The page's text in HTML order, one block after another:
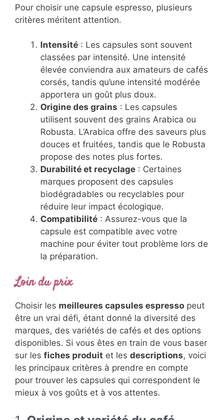
Pour choisir une capsule espresso, plusieurs
critères méritent attention.
Intensité : Les capsules sont souvent
classées par intensité. Une intensité
élevée conviendra aux amateurs de cafés
corsés, tandis qu’une intensité modérée
apportera un goût plus doux.
Origine des grains : Les capsules
utilisent souvent des grains Arabica ou
Robusta. L’Arabica offre des saveurs plus
douces et fruitées, tandis que le Robusta
propose des notes plus fortes.
Durabilité et recyclage : Certaines
marques proposent des capsules
biodégradables ou recyclables pour
réduire leur impact écologique.
Compatibilité : Assurez-vous que la
capsule est compatible avec votre
machine pour éviter tout problème lors de
la préparation.
Loin du prix
Choisir les meilleures capsules espresso peut
être un vrai défi, étant donné la diversité des
marques, des variétés de cafés et des options
disponibles. Si vous êtes en train de vous baser
sur les fiches produit et les descriptions, voici
les principaux critères à prendre en compte
pour trouver les capsules qui correspondent le
mieux à vos goûts et à vos attentes.